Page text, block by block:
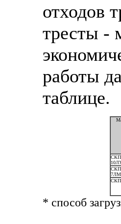
отходов
тресты -
работы
таблице.
7ЛМ
* способ